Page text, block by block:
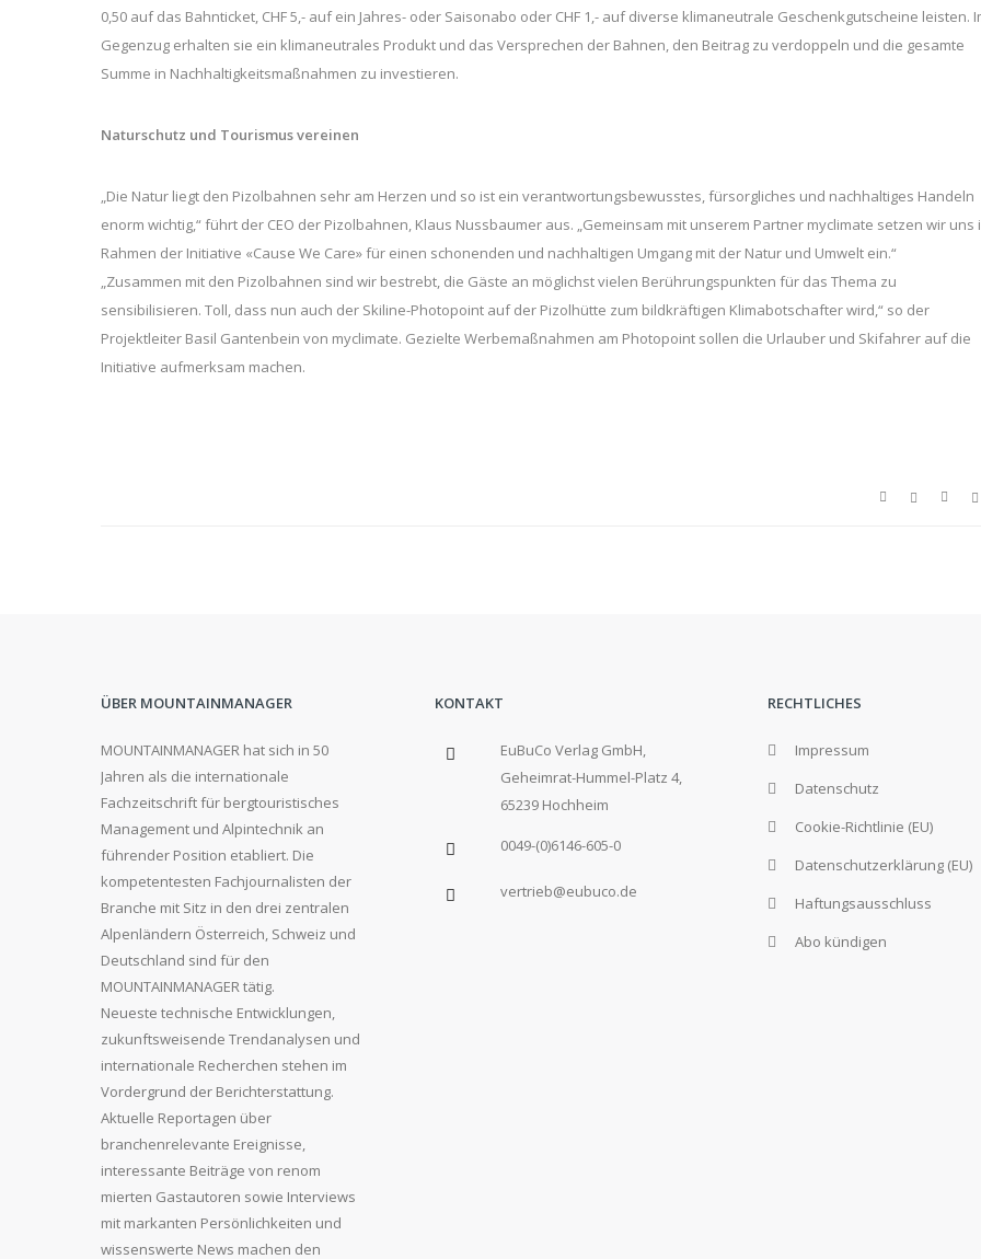
0,50 auf das Bahnticket, CHF 5,- auf ein Jahres- oder Saisonabo oder CHF 1,- auf diverse klimaneutrale Geschenkgutscheine leisten.
Gegenzug erhalten sie ein klimaneutrales Produkt und das Versprechen der Bahnen, den Beitrag zu verdoppeln und die gesamte
Summe in Nachhaltigkeitsmaßnahmen zu investieren.
Naturschutz und Tourismus vereinen
„Die Natur liegt den Pizolbahnen sehr am Herzen und so ist ein verantwortungsbewusstes, fürsorgliches und nachhaltiges Handeln
enorm wichtig,“ führt der CEO der Pizolbahnen, Klaus Nussbaumer aus. „Gemeinsam mit unserem Partner myclimate setzen wir uns
Rahmen der Initiative «Cause We Care» für einen schonenden und nachhaltigen Umgang mit der Natur und Umwelt ein.“
„Zusammen mit den Pizolbahnen sind wir bestrebt, die Gäste an möglichst vielen Berührungspunkten für das Thema zu
sensibilisieren. Toll, dass nun auch der Skiline-Photopoint auf der Pizolhütte zum bildkräftigen Klimabotschafter wird,“ so der
Projektleiter Basil Gantenbein von myclimate. Gezielte Werbemaßnahmen am Photopoint sollen die Urlauber und Skifahrer auf die
Initiative aufmerksam machen.
ÜBER MOUNTAINMANAGER
MOUNTAINMANAGER hat sich in 50
Jahren als die internationale
Fachzeitschrift für bergtouristisches
Management und Alpintechnik an
führender Position etabliert. Die
kompetentesten Fachjournalisten der
Branche mit Sitz in den drei zentralen
Alpenländern Österreich, Schweiz und
Deutschland sind für den
MOUNTAINMANAGER tätig.
Neueste technische Entwicklungen,
zukunftsweisende Trendanalysen und
internationale Recherchen stehen im
Vordergrund der Berichterstattung.
Aktuelle Reportagen über
branchenrelevante Ereignisse,
interessante Beiträge von renom
mierten Gastautoren sowie Interviews
mit markanten Persönlichkeiten und
wissenswerte News machen den
KONTAKT
EuBuCo Verlag GmbH,
Geheimrat-Hummel-Platz 4,
65239 Hochheim
0049-(0)6146-605-0
vertrieb@eubuco.de
RECHTLICHES
Impressum
Datenschutz
Cookie-Richtlinie (EU)
Datenschutzerklärung (EU)
Haftungsausschluss
Abo kündigen